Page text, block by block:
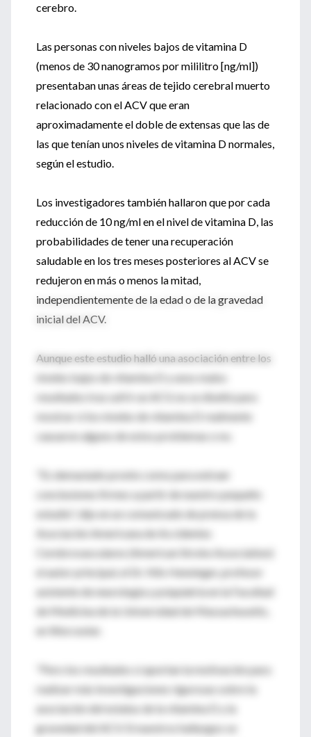
cerebro.
Las personas con niveles bajos de vitamina D
(menos de 30 nanogramos por mililitro [ng/ml])
presentaban unas áreas de tejido cerebral muerto
relacionado con el ACV que eran
aproximadamente el doble de extensas que las de
las que tenían unos niveles de vitamina D normales,
según el estudio.
Los investigadores también hallaron que por cada
reducción de 10 ng/ml en el nivel de vitamina D, las
probabilidades de tener una recuperación
saludable en los tres meses posteriores al ACV se
redujeron en más o menos la mitad,
independientemente de la edad o de la gravedad
inicial del ACV.
Aunque este estudio halló una asociación entre los
niveles bajos de vitamina D y unos malos
resultados tras sufrir un ACV, no se diseñó para
mostrar si los niveles de vitamina D realmente
causaron alguno de estos problemas o no.
"Es demasiado pronto como para extraer
conclusiones firmes a partir de nuestro pequeño
estudio", dijo en un comunicado de prensa de la
Asociación Americana de Accidentes
Cerebrovasculares (American Stroke Association)
el autor principal, el Dr. Nils Henninger, profesor
asistente de neurología y psiquiatría en la Facultad
de Medicina de la Universidad de Massachusetts,
en Worcester.
"Pero los resultados sí aportan la motivación para
realizar más investigaciones rigurosas sobre la
asociación del estatus de la vitamina D y la
gravedad del ACV. Si nuestros hallazgos se